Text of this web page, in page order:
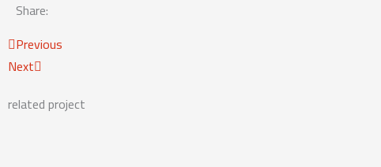
Share:
Prev
Previous
Next
Next
related project